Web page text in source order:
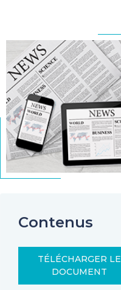
Contenus
TÉLÉCHARGER LE
DOCUMENT